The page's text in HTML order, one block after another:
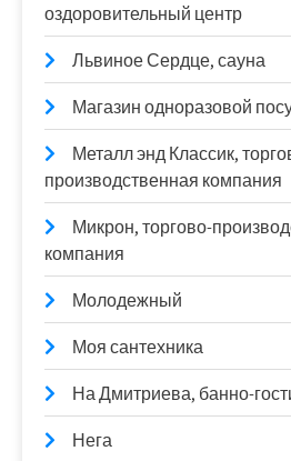
оздоровительный центр
Львиное Сердце, сауна
Магазин одноразовой
Металл энд Классик,
производственная компания
Микрон, торгово-
компания
Молодежный
Моя сантехника
На Дмитриева, банно-
Нега